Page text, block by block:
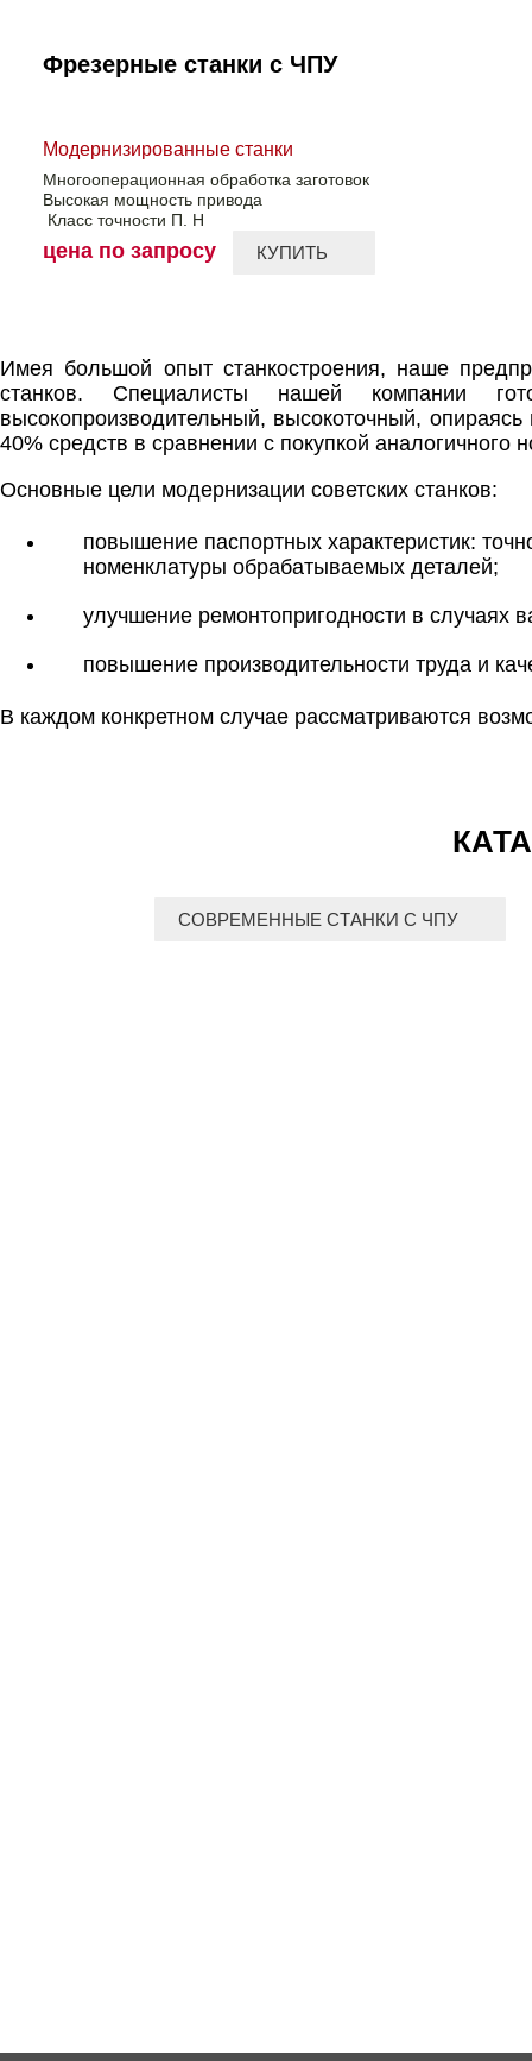
Фрезерные станки с ЧПУ
Модернизированные станки
Многооперационная обработка заготовок
Высокая мощность привода
Класс точности П. Н
цена по запросу КУПИТЬ
Имея большой опыт станкостроения, наше
станков. Специалисты нашей компании
высокопроизводительный, высокоточный,
40% средств в сравнении с покупкой аналогичного
Основные цели модернизации советских станков:
повышение паспортных характеристик:
номенклатуры обрабатываемых деталей;
улучшение ремонтопригодности в случаях
повышение производительности труда и
В каждом конкретном случае рассматриваются
СОВРЕМЕННЫЕ СТАНКИ С ЧПУ